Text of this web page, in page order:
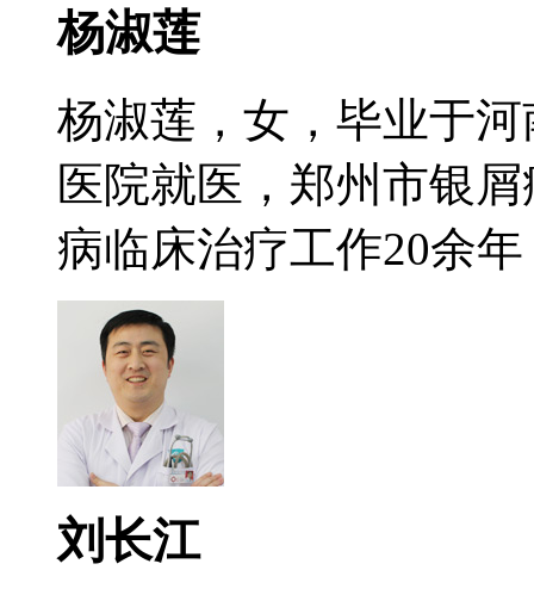
杨淑莲
杨淑莲，女，毕业于
医院就医，郑州市银
病临床治疗工作20余
刘长江